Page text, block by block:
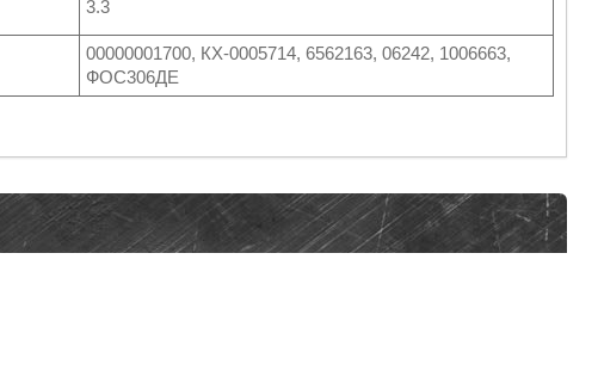
3.3
00000001700, КХ-0005714, 6562163, 06242, 1006663,
ФОС306ДЕ